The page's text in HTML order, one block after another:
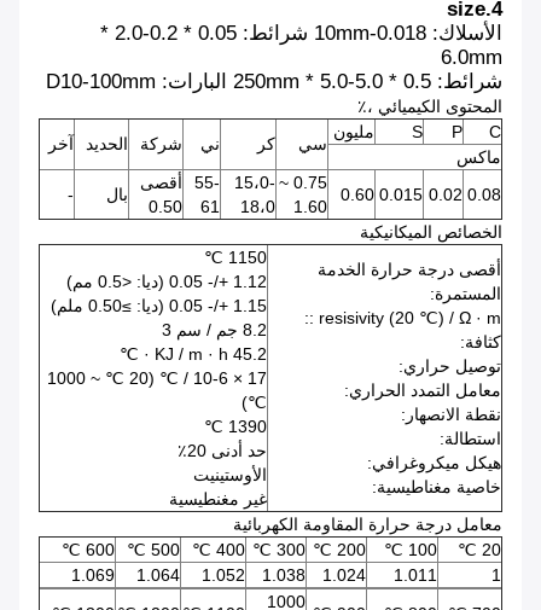
4.size
الأسلاك: 0.018-10mm شرائط: 0.05 * 0.2-2.0 *
6.0mm
شرائط: 0.5 * 5.0-5.0 * 250mm البارات: D10-100mm
المحتوى الكيميائي ،٪
C
P
S مليون
سي كر ني شركة الحديد آخر
ماكس
0.08
0.02
0.015
0.60
0.75 ~
1.60
15،0-
18،0
55-
61
أقصى
0.50
بال
-
الخصائص الميكانيكية
أقصى درجة حرارة الخدمة
المستمرة:
resisivity (20 ℃) ​​/ Ω · m ::
كثافة:
توصيل حراري:
معامل التمدد الحراري:
نقطة الانصهار:
استطالة:
هيكل ميكروغرافي:
خاصية مغناطيسية:
1150 ℃
1.12 +/- 0.05 (ديا: <0.5 مم)
1.15 +/- 0.05 (ديا: ≥0.50 ملم)
8.2 جم / سم 3
45.2 KJ / m · h · ℃
17 × 10-6 / ℃ (20 ℃ ~ 1000
℃)
1390 ℃
حد أدنى 20٪
الأوستينيت
غير مغنطيسية
معامل درجة حرارة المقاومة الكهربائية
20 ℃
100 ℃
200 ℃
300 ℃
400 ℃
500 ℃
600 ℃
1
1.011
1.024
1.038
1.052
1.064
1.069
1000